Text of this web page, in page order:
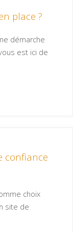
place ?
démarche
est ici de
confiance
choix
site de